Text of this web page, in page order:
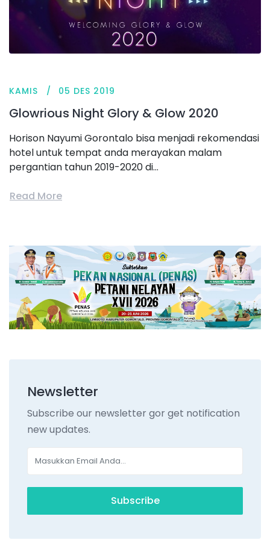
KAMIS 05 DES 2019
Glowrious Night Glory & Glow 2020
Horison Nayumi Gorontalo bisa menjadi rekomendasi
hotel untuk tempat anda merayakan malam
pergantian tahun 2019-2020 di...
Read More
Newsletter
Subscribe our newsletter gor get notification
new updates.
Subscribe